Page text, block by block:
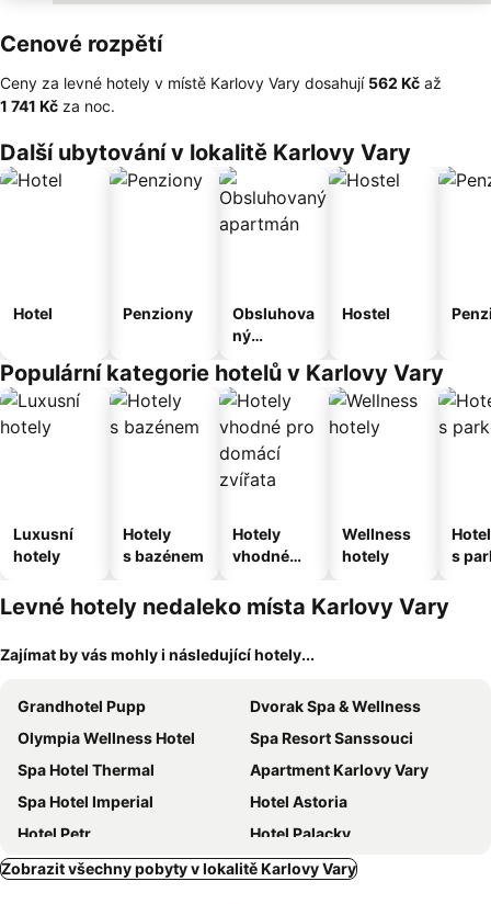
Cenové rozpětí
Ceny za levné hotely v místě Karlovy Vary dosahují ‎562 Kč až
‎1 741 Kč za noc.
Další ubytování v lokalitě Karlovy Vary
Hotel Penziony
Obsluhova
ný
Hostel
Populární kategorie hotelů v Karlovy Vary
Luxusní
hotely
Hotely
s bazénem
Hotely
vhodné
domácí
zvířata
Wellness
hotely
s
Levné hotely nedaleko místa Karlovy Vary
Zajímat by vás mohly i následující hotely...
Grandhotel Pupp
Dvorak Spa & Wellness
Olympia Wellness Hotel
Spa Resort Sanssouci
Spa Hotel Thermal
Apartment Karlovy Vary
Spa Hotel Imperial
Hotel Astoria
Hotel Petr
Hotel Palacky
ASTORIA Hotel & Medical Spa
Sport Hotel Gejzírpark
Zobrazit všechny pobyty v lokalitě Karlovy Vary